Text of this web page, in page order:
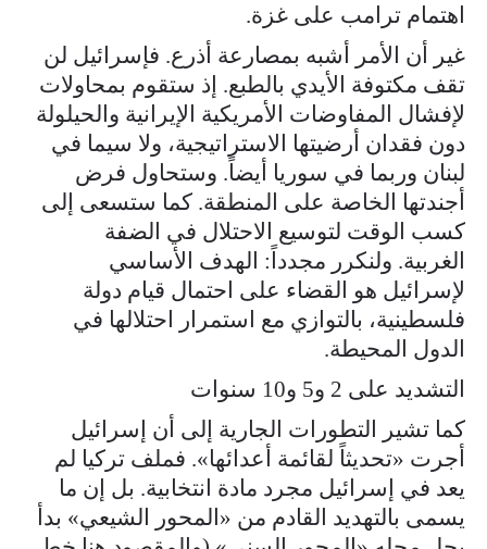
اهتمام ترامب على غزة.
غير أن الأمر أشبه بمصارعة أذرع. فإسرائيل لن
تقف مكتوفة الأيدي بالطبع. إذ ستقوم بمحاولات
لإفشال المفاوضات الأمريكية الإيرانية والحيلولة
دون فقدان أرضيتها الاستراتيجية، ولا سيما في
لبنان وربما في سوريا أيضاً. وستحاول فرض
أجندتها الخاصة على المنطقة. كما ستسعى إلى
كسب الوقت لتوسيع الاحتلال في الضفة
الغربية. ولنكرر مجدداً: الهدف الأساسي
لإسرائيل هو القضاء على احتمال قيام دولة
فلسطينية، بالتوازي مع استمرار احتلالها في
الدول المحيطة.
التشديد على 2 و5 و10 سنوات
كما تشير التطورات الجارية إلى أن إسرائيل
أجرت «تحديثاً لقائمة أعدائها». فملف تركيا لم
يعد في إسرائيل مجرد مادة انتخابية. بل إن ما
يسمى بالتهديد القادم من «المحور الشيعي» بدأ